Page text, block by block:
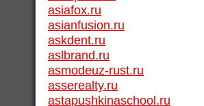
asiafox.ru
asianfusion.ru
askdent.ru
aslbrand.ru
asmodeuz-rust.ru
asserealty.ru
astapushkinaschool.ru